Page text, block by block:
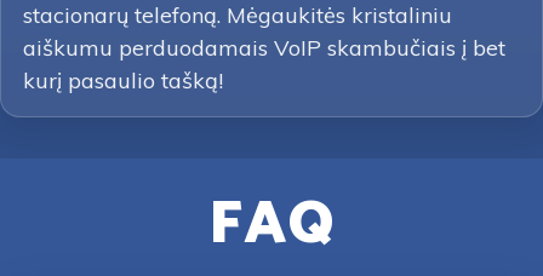
stacionarų telefoną. Mėgaukitės kristaliniu
aiškumu perduodamais VoIP skambučiais į bet
kurį pasaulio tašką!
FAQ